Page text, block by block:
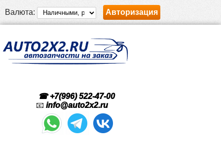
Валюта: Авторизация
☎ +7(996) 522-47-00
📧 info@auto2x2.ru